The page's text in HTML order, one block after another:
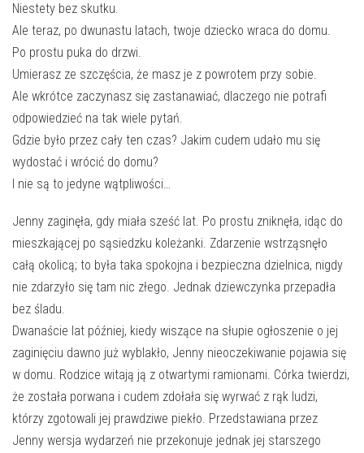
Niestety bez skutku.
Ale teraz, po dwunastu latach, twoje dziecko wraca do domu.
Po prostu puka do drzwi.
Umierasz ze szczęścia, że masz je z powrotem przy sobie.
Ale wkrótce zaczynasz się zastanawiać, dlaczego nie potrafi
odpowiedzieć na tak wiele pytań.
Gdzie było przez cały ten czas? Jakim cudem udało mu się
wydostać i wrócić do domu?
I nie są to jedyne wątpliwości…
Jenny zaginęła, gdy miała sześć lat. Po prostu zniknęła, idąc do
mieszkającej po sąsiedzku koleżanki. Zdarzenie wstrząsnęło
całą okolicą; to była taka spokojna i bezpieczna dzielnica, nigdy
nie zdarzyło się tam nic złego. Jednak dziewczynka przepadła
bez śladu.
Dwanaście lat później, kiedy wiszące na słupie ogłoszenie o jej
zaginięciu dawno już wyblakło, Jenny nieoczekiwanie pojawia się
w domu. Rodzice witają ją z otwartymi ramionami. Córka twierdzi,
że została porwana i cudem zdołała się wyrwać z rąk ludzi,
którzy zgotowali jej prawdziwe piekło. Przedstawiana przez
Jenny wersja wydarzeń nie przekonuje jednak jej starszego